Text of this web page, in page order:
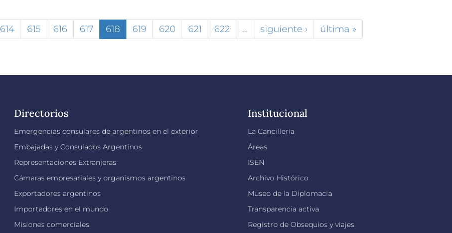
614 615 616 617 618 619 620 621 622 … siguiente › última »
Directorios
Emergencias consulares de argentinos en el exterior
Embajadas y Consulados Argentinos
Representaciones Extranjeras
Cámaras empresariales y organismos argentinos
Exportadores argentinos
Importadores en el mundo
Misiones comerciales
Institucional
La Cancillería
Áreas
ISEN
Archivo Histórico
Museo de la Diplomacia
Transparencia activa
Registro de Obsequios y viajes